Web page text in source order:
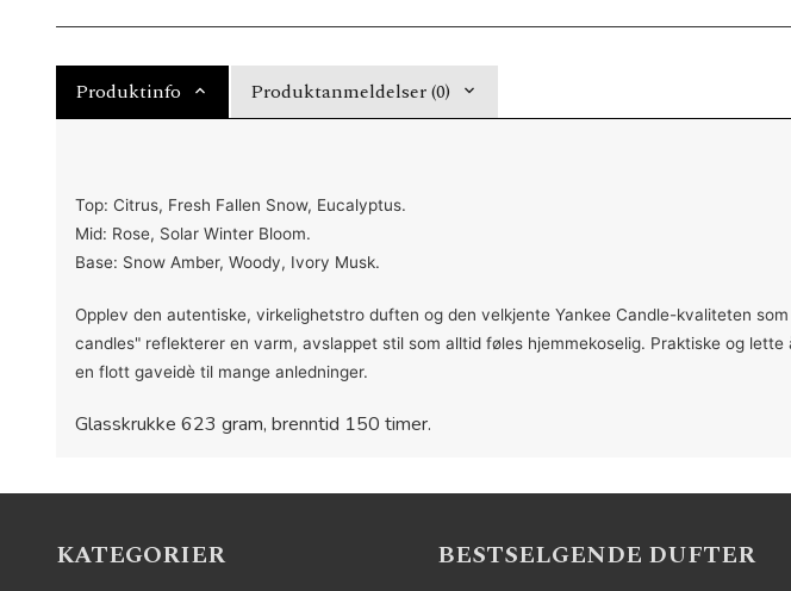
Produktinfo Produktanmeldelser (0)
Top: Citrus, Fresh Fallen Snow, Eucalyptus.
Mid: Rose, Solar Winter Bloom.
Base: Snow Amber, Woody, Ivory Musk.
Opplev den autentiske, virkelighetstro duften og den velkjente Yankee Candle-kvaliteten
candles" reflekterer en varm, avslappet stil som alltid føles hjemmekoselig. Praktiske og
en flott gaveidè til mange anledninger.
Glasskrukke 623 gram, brenntid 150 timer.
KATEGORIER BESTSELGENDE DUFTER